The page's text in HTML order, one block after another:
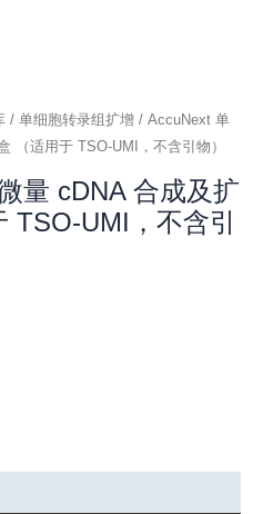
/ 单细胞转录组扩增 / AccuNext 单
（适用于 TSO-UMI，不含引物）
量 cDNA 合成及扩
UMI，不含引